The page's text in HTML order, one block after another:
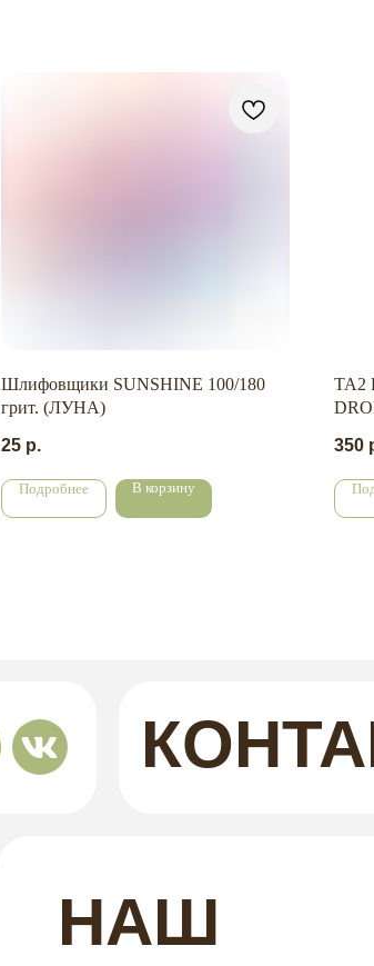
Шлифовщики SUNSHINE 100/180
грит. (ЛУНА)
25 р.
Подробнее В корзину
TA2
350
НАШ